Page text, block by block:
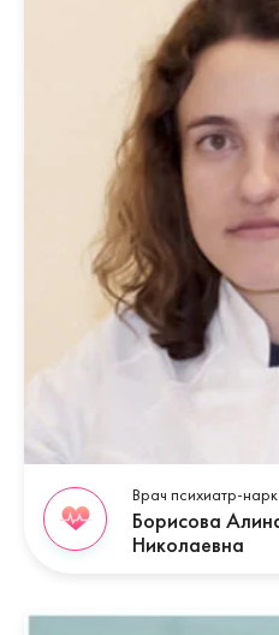
Врач психиатр-
Борисова
Николаевна